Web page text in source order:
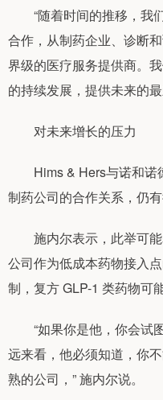
“随着时间的推移，我
合作，从制药企业、诊断
界级的医疗服务提供商。
的持续发展，提供未来的最
对未来增长的压力
Hims & Hers与诺和诺
制药公司的合作关系，仍有
施内尔表示，此举可能
公司作为低成本药物接入
制，复方 GLP-1 类药物可
“如果你是他，你会试
远来看，他必须知道，你
熟的公司，” 施内尔说。